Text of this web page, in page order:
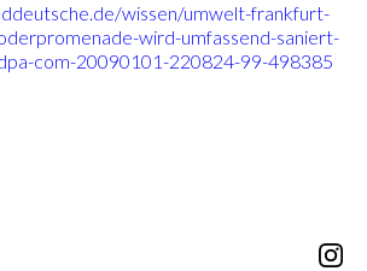
wissen/umwelt-frankfurt-
wird-umfassend-saniert-
com-20090101-220824-99-498385